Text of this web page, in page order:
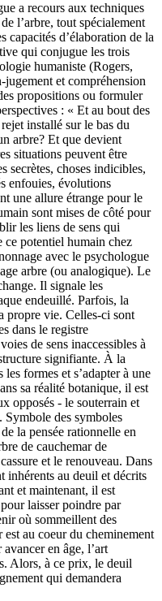
a recours aux techniques
l’arbre, tout spécialement
capacités d’élaboration de la
qui conjugue les trois
humaniste (Rogers,
jugement et compréhension
propositions ou formuler
: « Et au bout des
installé sur le bas du
arbre? Et que devient
situations peuvent être
secrètes, choses indicibles,
enfouies, évolutions
une allure étrange pour le
sont mises de côté pour
les liens de sens qui
ce potentiel humain chez
avec le psychologue
arbre (ou analogique). Le
Il signale les
endeuillé. Parfois, la
propre vie. Celles-ci sont
dans le registre
de sens inaccessibles à
signifiante. À la
formes et s’adapter à une
sa réalité botanique, il est
opposés - le souterrain et
Symbole des symboles
la pensée rationnelle en
de cauchemar de
et le renouveau. Dans
inhérents au deuil et décrits
et maintenant, il est
laisser poindre par
où sommeillent des
au coeur du cheminement
en âge, l’art
Alors, à ce prix, le deuil
qui demandera